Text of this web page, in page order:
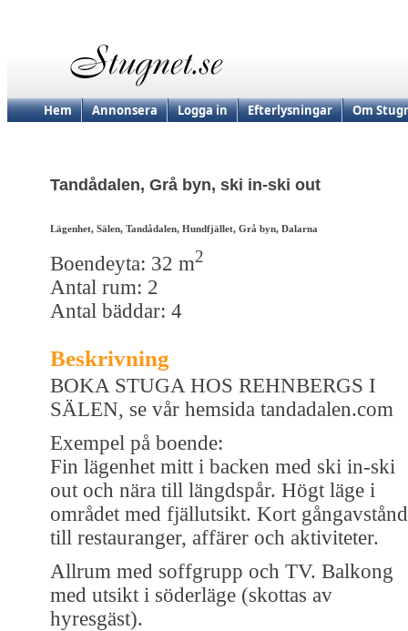
Hem Annonsera Logga in Efterlysningar Om
Tandådalen, Grå byn, ski in-ski out
Lägenhet, Sälen, Tandådalen, Hundfjället, Grå byn, Dalarna
Boendeyta: 32 m2
Antal rum: 2
Antal bäddar: 4
Beskrivning
BOKA STUGA HOS REHNBERGS I
SÄLEN, se vår hemsida tandadalen.com
Exempel på boende:
Fin lägenhet mitt i backen med ski in-ski
out och nära till längdspår. Högt läge i
området med fjällutsikt. Kort gångavstånd
till restauranger, affärer och aktiviteter.
Allrum med soffgrupp och TV. Balkong
med utsikt i söderläge (skottas av
hyresgäst).